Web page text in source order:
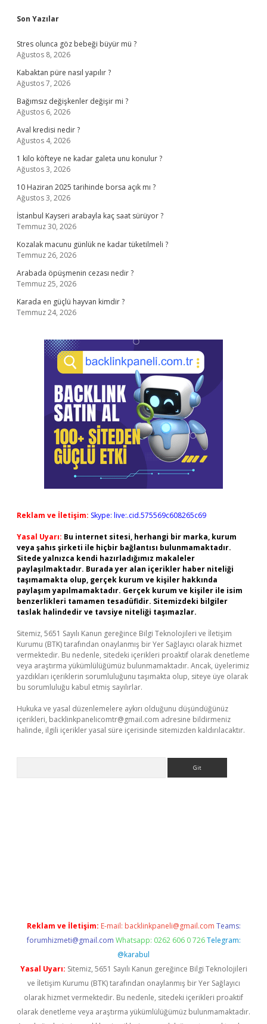
Sidebar
Son Yazılar
Stres olunca göz bebeği büyür mü ?
Ağustos 8, 2026
Kabaktan püre nasıl yapılır ?
Ağustos 7, 2026
Bağımsız değişkenler değişir mi ?
Ağustos 6, 2026
Aval kredisi nedir ?
Ağustos 4, 2026
1 kilo köfteye ne kadar galeta unu konulur ?
Ağustos 3, 2026
10 Haziran 2025 tarihinde borsa açık mı ?
Ağustos 3, 2026
İstanbul Kayseri arabayla kaç saat sürüyor ?
Temmuz 30, 2026
Kozalak macunu günlük ne kadar tüketilmeli ?
Temmuz 26, 2026
Arabada öpüşmenin cezası nedir ?
Temmuz 25, 2026
Karada en güçlü hayvan kimdir ?
Temmuz 24, 2026
Reklam ve İletişim: Skype: live:.cid.575569c608265c69
Yasal Uyarı: Bu internet sitesi, herhangi bir marka, kurum
veya şahıs şirketi ile hiçbir bağlantısı bulunmamaktadır.
Sitede yalnızca kendi hazırladığımız makaleler
paylaşılmaktadır. Burada yer alan içerikler haber niteliği
taşımamakta olup, gerçek kurum ve kişiler hakkında
paylaşım yapılmamaktadır. Gerçek kurum ve kişiler ile isim
benzerlikleri tamamen tesadüfidir. Sitemizdeki bilgiler
taslak halindedir ve tavsiye niteliği taşımazlar.
Sitemiz, 5651 Sayılı Kanun gereğince Bilgi Teknolojileri ve İletişim
Kurumu (BTK) tarafından onaylanmış bir Yer Sağlayıcı olarak hizmet
vermektedir. Bu nedenle, sitedeki içerikleri proaktif olarak denetleme
veya araştırma yükümlülüğümüz bulunmamaktadır. Ancak, üyelerimiz
yazdıkları içeriklerin sorumluluğunu taşımakta olup, siteye üye olarak
bu sorumluluğu kabul etmiş sayılırlar.
Hukuka ve yasal düzenlemelere aykırı olduğunu düşündüğünüz
içerikleri, backlinkpanelicomtr@gmail.com adresine bildirmeniz
halinde, ilgili içerikler yasal süre içerisinde sitemizden kaldırılacaktır.
Reklam ve İletişim: E-mail: backlinkpaneli@gmail.com Teams:
forumhizmeti@gmail.com Whatsapp: 0262 606 0 726 Telegram:
@karabul
Yasal Uyarı: Sitemiz, 5651 Sayılı Kanun gereğince Bilgi Teknolojileri
ve İletişim Kurumu (BTK) tarafından onaylanmış bir Yer Sağlayıcı
olarak hizmet vermektedir. Bu nedenle, sitedeki içerikleri proaktif
olarak denetleme veya araştırma yükümlülüğümüz bulunmamaktadır.